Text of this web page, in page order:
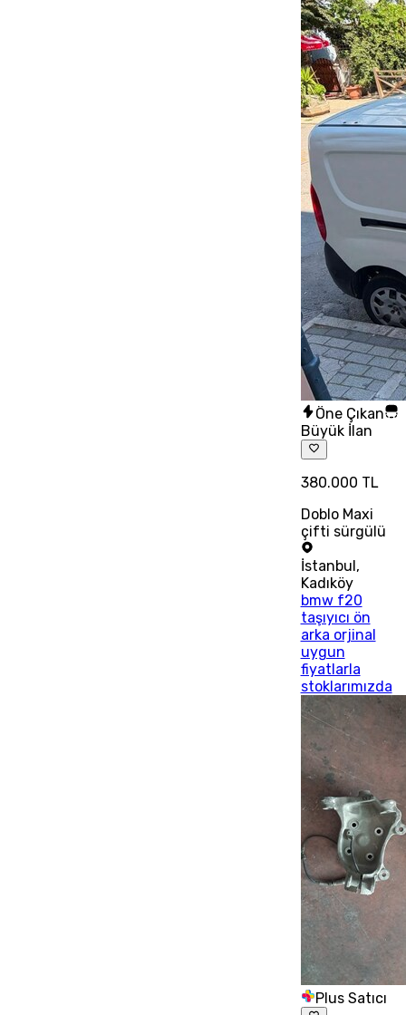
Öne Çıkan
Büyük İlan
380.000 TL
Doblo Maxi
çifti sürgülü
İstanbul ,
Kadıköy
bmw f20
taşıyıcı ön
arka orjinal
uygun
fiyatlarla
stoklarımızda
Plus Satıcı